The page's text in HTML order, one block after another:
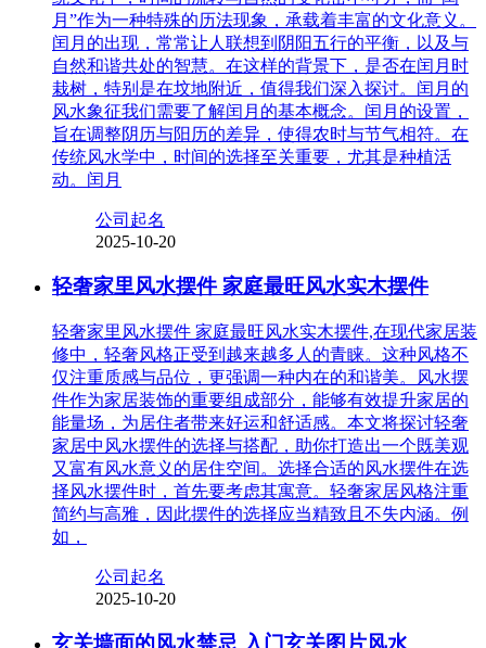
月”作为一种特殊的历法现象，承载着丰富的文化意义。
闰月的出现，常常让人联想到阴阳五行的平衡，以及与
自然和谐共处的智慧。在这样的背景下，是否在闰月时
栽树，特别是在坟地附近，值得我们深入探讨。闰月的
风水象征我们需要了解闰月的基本概念。闰月的设置，
旨在调整阴历与阳历的差异，使得农时与节气相符。在
传统风水学中，时间的选择至关重要，尤其是种植活
动。闰月
公司起名
2025-10-20
轻奢家里风水摆件 家庭最旺风水实木摆件
轻奢家里风水摆件 家庭最旺风水实木摆件,在现代家居装
修中，轻奢风格正受到越来越多人的青睐。这种风格不
仅注重质感与品位，更强调一种内在的和谐美。风水摆
件作为家居装饰的重要组成部分，能够有效提升家居的
能量场，为居住者带来好运和舒适感。本文将探讨轻奢
家居中风水摆件的选择与搭配，助你打造出一个既美观
又富有风水意义的居住空间。选择合适的风水摆件在选
择风水摆件时，首先要考虑其寓意。轻奢家居风格注重
简约与高雅，因此摆件的选择应当精致且不失内涵。例
如，
公司起名
2025-10-20
玄关墙面的风水禁忌 入门玄关图片风水